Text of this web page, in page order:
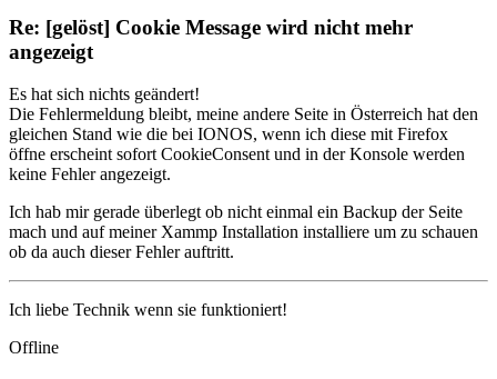
Re: [gelöst] Cookie Message wird nicht mehr
angezeigt
Es hat sich nichts geändert!
Die Fehlermeldung bleibt, meine andere Seite in Österreich hat den
gleichen Stand wie die bei IONOS, wenn ich diese mit Firefox
öffne erscheint sofort CookieConsent und in der Konsole werden
keine Fehler angezeigt.
Ich hab mir gerade überlegt ob nicht einmal ein Backup der Seite
mach und auf meiner Xammp Installation installiere um zu schauen
ob da auch dieser Fehler auftritt.
Ich liebe Technik wenn sie funktioniert!
Offline